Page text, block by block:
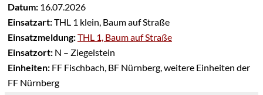
Datum: 16.07.2026
Einsatzart:THL 1 klein, Baum auf Straße
Einsatzmeldung:THL 1, Baum auf Straße
Einsatzort: N – Ziegelstein
Einheiten: FF Fischbach, BF Nürnberg, weitere Einheiten der
FF Nürnberg